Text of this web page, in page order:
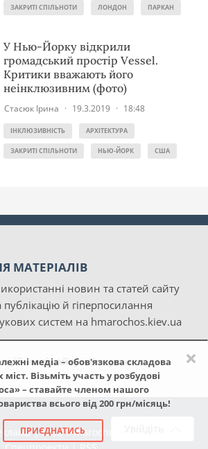
×
медіа – обов'язкова складова
Візьміть участь у розбудові
– ставайте членом нашого
всього від 200 грн/місяць!
ПРИЄДНАТИСЬ
ЗАКРИТІ СПІЛЬНОТИ ЛОНДОН ПАРКАН
У Нью-Йорку відкрили
громадський простір Vessel.
Критики вважають його
неінклюзивним (фото)
Стасюк Ірина · 19.3.2019 · 18:48
ІНКЛЮЗИВНІСТЬ АРХІТЕКТУРА
ЗАКРИТІ СПІЛЬНОТИ НЬЮ-ЙОРК США
МАТЕРІАЛІВ
новин та статей сайту
публікацію й гіперпосилання
систем на hmarochos.kiev.ua
сайту «Хмарочос»
|NGO Hmarochos